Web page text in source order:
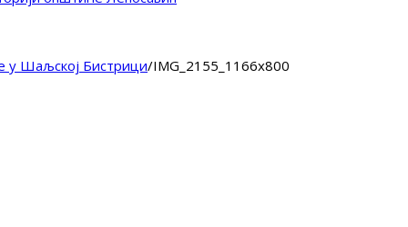
у Шаљској Бистрици/IMG_2155_1166x800